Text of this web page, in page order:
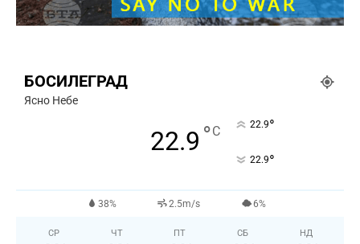
БОСИЛЕГРАД
Ясно Небе
22.9 °C 22.9°
22.9°
38% 2.5m/s 6%
СР ЧТ ПТ СБ НД